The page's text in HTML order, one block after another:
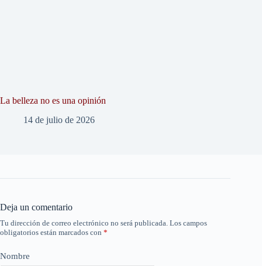
La belleza no es una opinión
14 de julio de 2026
Deja un comentario
Tu dirección de correo electrónico no será publicada. Los campos
obligatorios están marcados con *
Nombre